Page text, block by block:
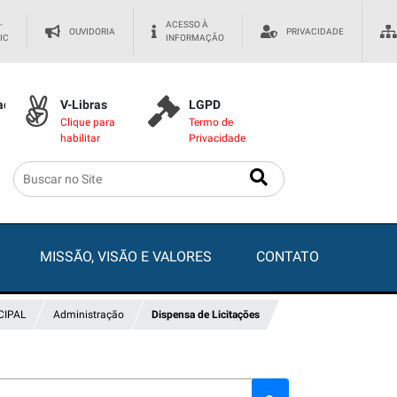
OUVIDORIA
ACESSO À
INFORMAÇÃO
PRIVACIDADE
V-Libras
Clique para
habilitar
LGPD
Termo de
Privacidade
MISSÃO, VISÃO E VALORES CONTATO
Administração Dispensa de Licitações